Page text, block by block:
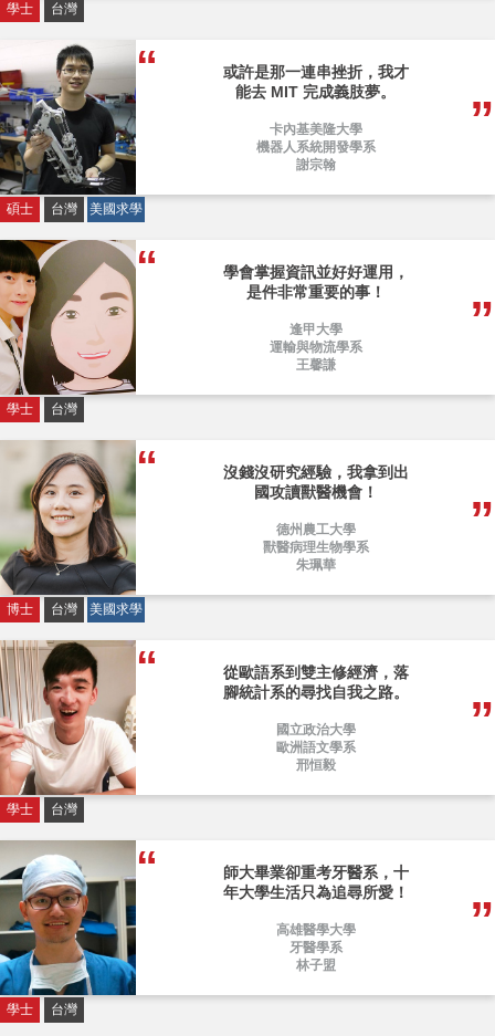
學士 台灣
或許是那一連串挫折，我才
能去 MIT 完成義肢夢。
卡內基美隆大學
機器人系統開發學系
謝宗翰
碩士 台灣 美國求學
學會掌握資訊並好好運用，
是件非常重要的事！
逢甲大學
運輸與物流學系
王馨謙
學士 台灣
沒錢沒研究經驗，我拿到出
國攻讀獸醫機會！
德州農工大學
獸醫病理生物學系
朱珮華
博士 台灣 美國求學
從歐語系到雙主修經濟，落
腳統計系的尋找自我之路。
國立政治大學
歐洲語文學系
邢恒毅
學士 台灣
師大畢業卻重考牙醫系，十
年大學生活只為追尋所愛！
高雄醫學大學
牙醫學系
林子盟
學士 台灣